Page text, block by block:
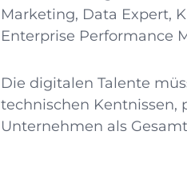
Marketing, Data Expert,
Enterprise Performance
Die digitalen Talente
technischen Kentnissen,
Unternehmen als